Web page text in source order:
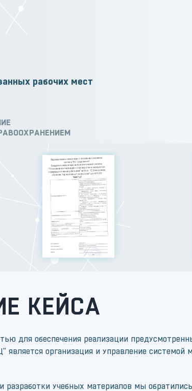
рабочих мест
КЕЙСА
для обеспечения реализации
организация и управление системой
учебных материалов мы